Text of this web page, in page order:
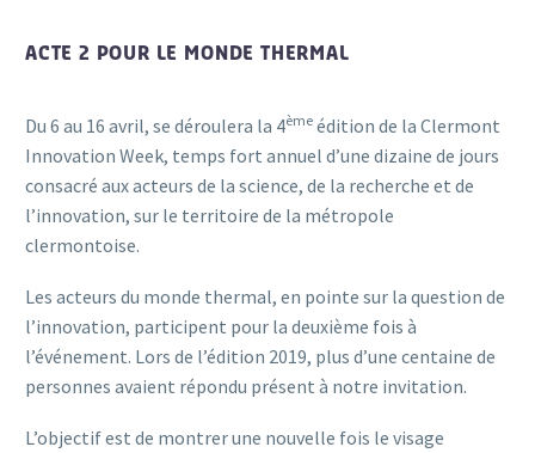
ACTE 2 POUR LE MONDE THERMAL
Du 6 au 16 avril, se déroulera la 4ème édition de la Clermont
Innovation Week, temps fort annuel d’une dizaine de jours
consacré aux acteurs de la science, de la recherche et de
l’innovation, sur le territoire de la métropole
clermontoise.
Les acteurs du monde thermal, en pointe sur la question de
l’innovation, participent pour la deuxième fois à
l’événement. Lors de l’édition 2019, plus d’une centaine de
personnes avaient répondu présent à notre invitation.
L’objectif est de montrer une nouvelle fois le visage